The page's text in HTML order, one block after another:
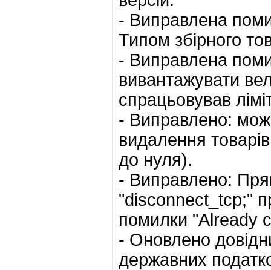
- Виправлена
Типом збірного
- Виправлена
вивантажувати
спрацьовував
- Виправлено:
видалення
до нуля).
- Виправлено:
"disconnect_tcp;"
помилки "Already
- Оновлено
державних